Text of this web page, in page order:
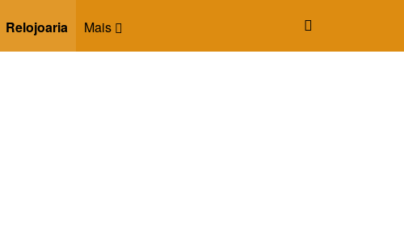
Mais
Relojoaria